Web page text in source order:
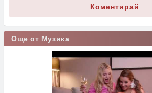
Коментирай
Още от Музика